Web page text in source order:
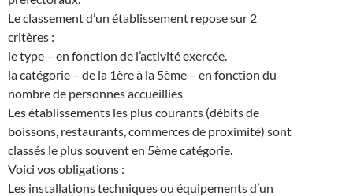
Le classement d’un établissement repose sur 2
critères :
le type – en fonction de l’activité exercée.
la catégorie – de la 1ère à la 5ème – en fonction du
nombre de personnes accueillies
Les établissements les plus courants (débits de
boissons, restaurants, commerces de proximité) sont
classés le plus souvent en 5ème catégorie.
Voici vos obligations :
Les installations techniques ou équipements d’un